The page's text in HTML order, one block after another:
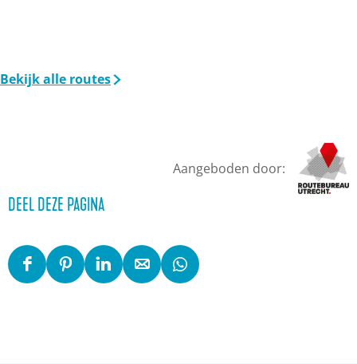
Bekijk alle routes
Aangeboden door:
DEEL DEZE PAGINA
D
D
D
D